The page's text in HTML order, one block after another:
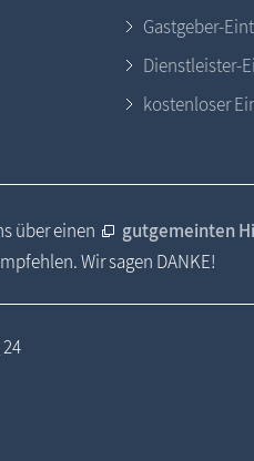
Gastgeber-
Dienstleister-
kostenloser
über einen gutgemeinten
Wir sagen DANKE!